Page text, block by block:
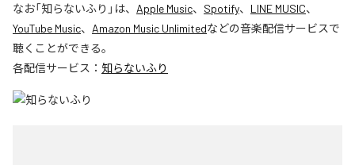
なお「知らないふり 」は、 Apple Music、 Spotify、 LINE MUSIC、
YouTube Music、 Amazon Music Unlimitedなどの音楽配信サービスで
聴くことができる。
各配信サービス： 知らないふり